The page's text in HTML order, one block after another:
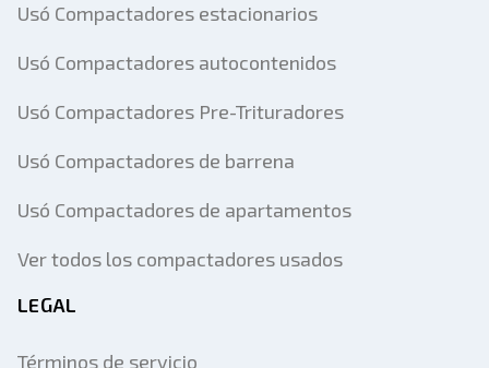
Usó Compactadores estacionarios
Usó Compactadores autocontenidos
Usó Compactadores Pre-Trituradores
Usó Compactadores de barrena
Usó Compactadores de apartamentos
Ver todos los compactadores usados
LEGAL
Términos de servicio